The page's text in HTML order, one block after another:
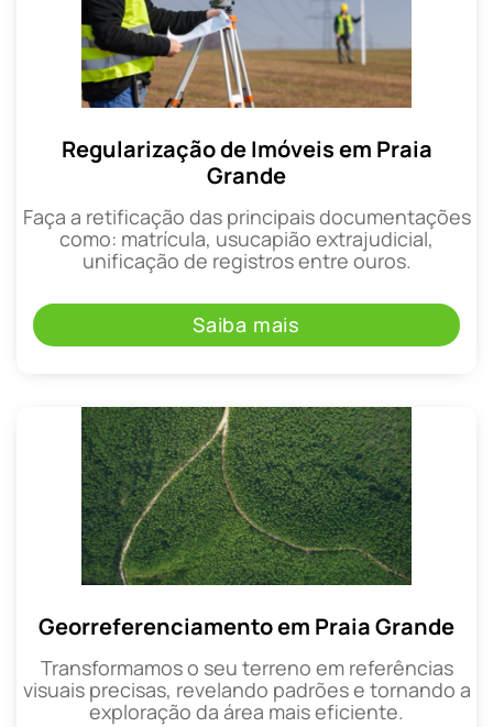
Regularização de Imóveis em Praia
Grande
Faça a retificação das principais documentações
como: matrícula, usucapião extrajudicial,
unificação de registros entre ouros.
Saiba mais
Georreferenciamento em Praia Grande
Transformamos o seu terreno em referências
visuais precisas, revelando padrões e tornando a
exploração da área mais eficiente.